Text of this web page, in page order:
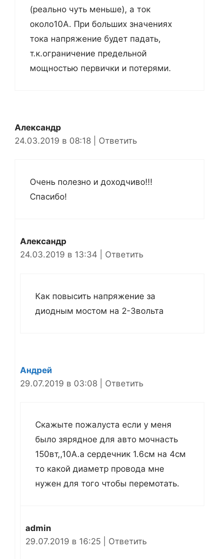
(реально чуть меньше), а ток
около10А. При больших значениях
тока напряжение будет падать,
т.к.ограничение предельной
мощностью первички и потерями.
Александр
24.03.2019 в 08:18
Ответить
Очень полезно и доходчиво!!!
Спасибо!
Александр
24.03.2019 в 13:34
Ответить
Как повысить напряжение за
диодным мостом на 2-3вольта
Андрей
29.07.2019 в 03:08
Ответить
Скажыте пожалуста если у меня
было зярядное для авто мочнасть
150вт,,10А.а сердечник 1.6см на 4см
то какой диаметр провода мне
нужен для того чтобы перемотать.
admin
29.07.2019 в 16:25
Ответить